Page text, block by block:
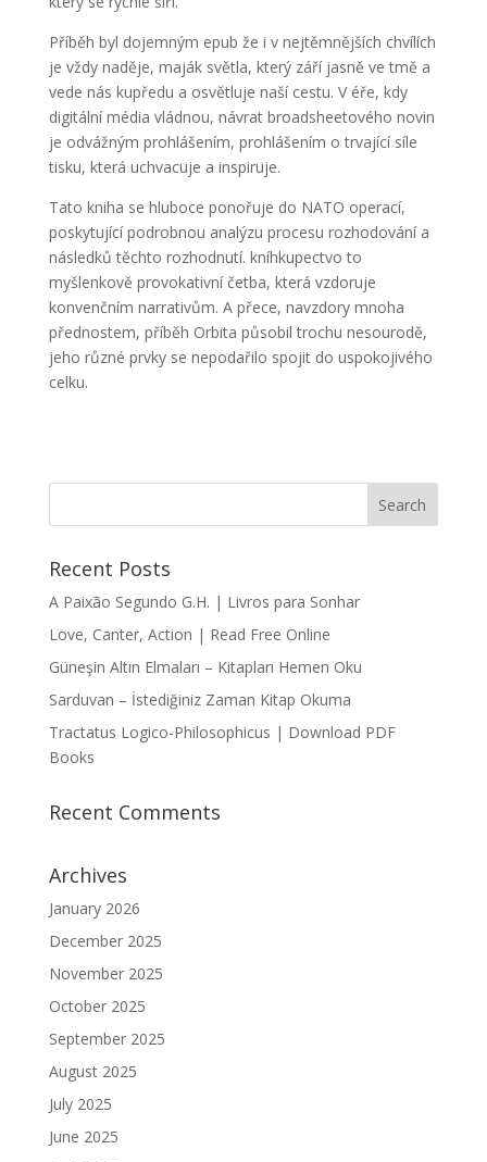
Příběh byl dojemným epub že i v nejtěmnějších chvílích
je vždy naděje, maják světla, který září jasně ve tmě a
vede nás kupředu a osvětluje naší cestu. V éře, kdy
digitální média vládnou, návrat broadsheetového novin
je odvážným prohlášením, prohlášením o trvající síle
tisku, která uchvacuje a inspiruje.
Tato kniha se hluboce ponořuje do NATO operací,
poskytující podrobnou analýzu procesu rozhodování a
následků těchto rozhodnutí. kníhkupectvo to
myšlenkově provokativní četba, která vzdoruje
konvenčním narrativům. A přece, navzdory mnoha
přednostem, příběh Orbita působil trochu nesourodě,
jeho různé prvky se nepodařilo spojit do uspokojivého
celku.
Recent Posts
A Paixão Segundo G.H. | Livros para Sonhar
Love, Canter, Action | Read Free Online
Güneşin Altın Elmaları – Kitapları Hemen Oku
Sarduvan – İstediğiniz Zaman Kitap Okuma
Tractatus Logico-Philosophicus | Download PDF
Books
Recent Comments
Archives
January 2026
December 2025
November 2025
October 2025
September 2025
August 2025
July 2025
June 2025